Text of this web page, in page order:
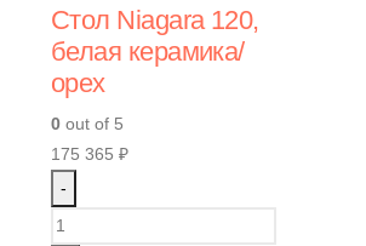
Стол Niagara 120,
белая керамика/
орех
0 out of 5
175 365 ₽
-